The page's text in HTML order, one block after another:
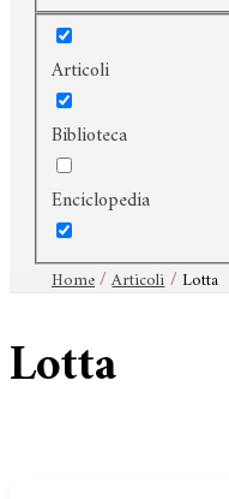
Articoli
Biblioteca
Enciclopedia
Home Articoli Lotta
Lotta